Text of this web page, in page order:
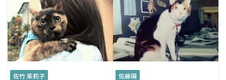
佐竹 茉莉子
佐藤陽